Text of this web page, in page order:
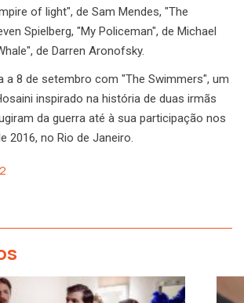
of light", de Sam Mendes, "The
Spielberg, "My Policeman", de Michael
de Darren Aronofsky.
a 8 de setembro com "The Swimmers", um
inspirado na história de duas irmãs
da guerra até à sua participação nos
2016, no Rio de Janeiro.